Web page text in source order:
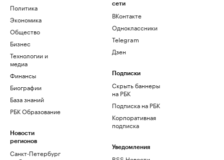
Политика
Экономика
Общество
Бизнес
Технологии и
медиа
Финансы
Биографии
База знаний
РБК Образование
Новости
регионов
Санкт-Петербург
сети
ВКонтакте
Одноклассники
Telegram
Дзен
Подписки
Скрыть баннеры
на РБК
Подписка на РБК
Корпоративная
подписка
Уведомления